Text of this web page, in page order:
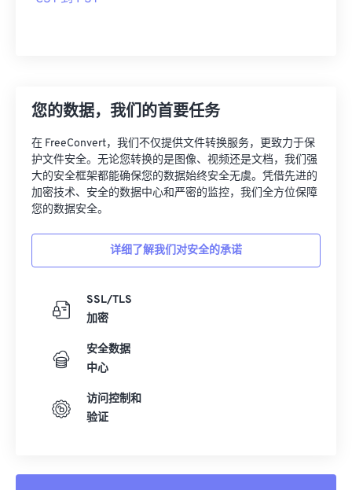
您的数据，我们的首要任务
在 FreeConvert，我们不仅提供文件转换服务，更致力于保
护文件安全。无论您转换的是图像、视频还是文档，我们强
大的安全框架都能确保您的数据始终安全无虞。凭借先进的
加密技术、安全的数据中心和严密的监控，我们全方位保障
您的数据安全。
详细了解我们对安全的承诺
SSL/TLS
加密
安全数据
中心
访问控制和
验证